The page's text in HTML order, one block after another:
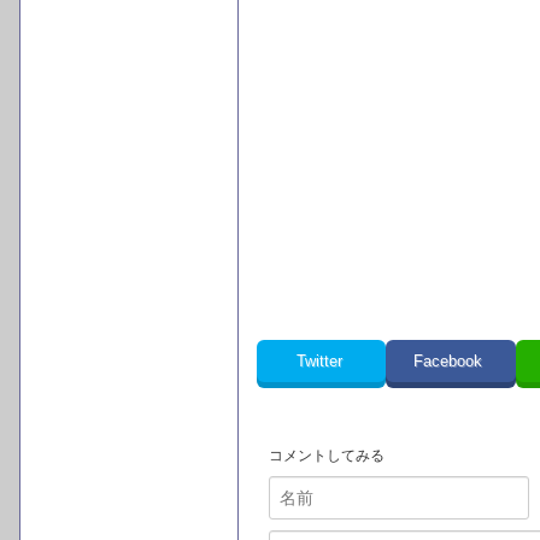
Twitter Facebook
コメントしてみる